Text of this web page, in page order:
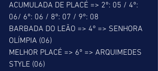
ACUMULADA DE PLACÉ => 2º: 05 / 4º:
06/ 6º: 06 / 8º: 07 / 9º: 08
BARBADA DO LEÃO => 4º => SENHORA
OLÍMPIA (06)
MELHOR PLACÉ => 6º => ARQUIMEDES
STYLE (06)